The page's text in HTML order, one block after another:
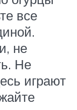
все
не
Не
играют